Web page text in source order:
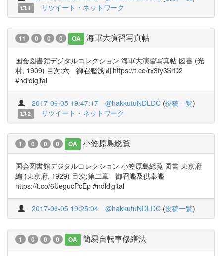
1 リツイート・ネットワーク
11 0 0 0 OA 海軍大演習写真帖
国会図書館デジタルコレクション 海軍大演習写真帖 図書 (光
村, 1909) 目次:六 御召艦浅間 https://t.co/rx3fy3SrD2
#ndldigital
2017-06-05 19:47:17 @hakkutuNDLDC (投稿一覧)
2 リツイート・ネットワーク
1 0 0 0 OA 小笠原島総覧
国会図書館デジタルコレクション 小笠原島総覧 図書 東京府
編 (東京府, 1929) 目次:第二章 御召艦及供奉艦
https://t.co/6UegucPcEp #ndldigital
2017-06-05 19:25:04 @hakkutuNDLDC (投稿一覧)
1 0 0 0 OA 簡易自転車修繕法